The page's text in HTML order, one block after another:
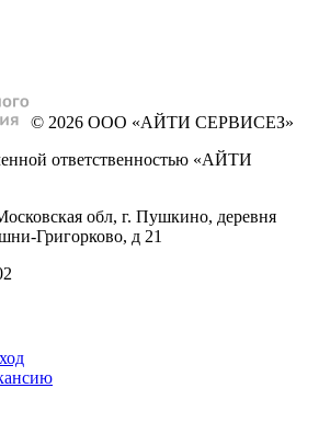
© 2026 ООО «АЙТИ СЕРВИСЕЗ»
ответственностью «АЙТИ
обл, г. Пушкино, деревня
Григорково, д 21